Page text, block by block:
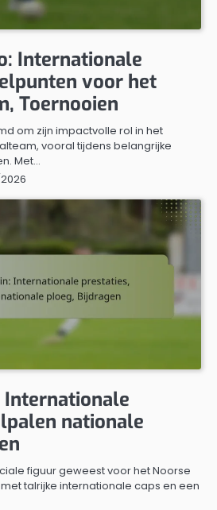
Internationale
voor het
Toernooien
om zijn impactvolle rol in het
vooral tijdens belangrijke
Met…
Internationale
nationale
figuur geweest voor het Noorse
talrijke internationale caps en een